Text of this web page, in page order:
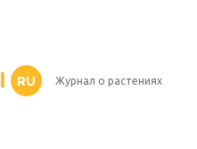
RU Журнал о растениях